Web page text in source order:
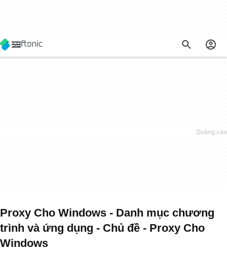
Proxy Cho Windows - Danh mục chương
trình và ứng dụng - Chủ đề - Proxy Cho
Windows